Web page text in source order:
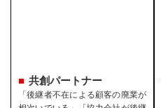
共創パートナー
「後継者不在による顧客の廃業が